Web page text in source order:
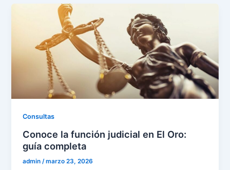
Consultas
Conoce la función judicial en El Oro:
guía completa
admin/marzo 23, 2026